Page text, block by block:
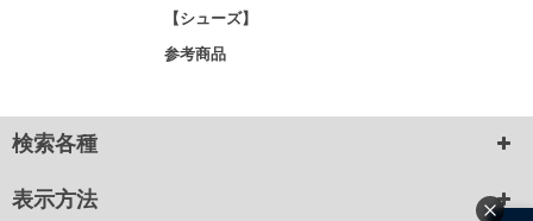
【シューズ】
参考商品
検索各種
表示方法